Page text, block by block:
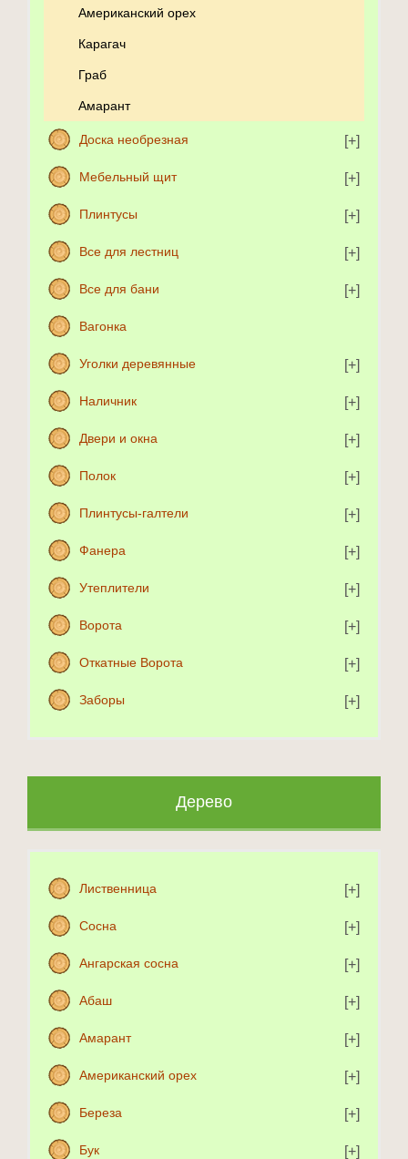
Американский орех
Карагач
Граб
Амарант
Доска необрезная
Мебельный щит
Плинтусы
Все для лестниц
Все для бани
Вагонка
Уголки деревянные
Наличник
Двери и окна
Полок
Плинтусы-галтели
Фанера
Утеплители
Ворота
Откатные Ворота
Заборы
Дерево
Лиственница
Сосна
Ангарская сосна
Абаш
Амарант
Американский орех
Береза
Бук